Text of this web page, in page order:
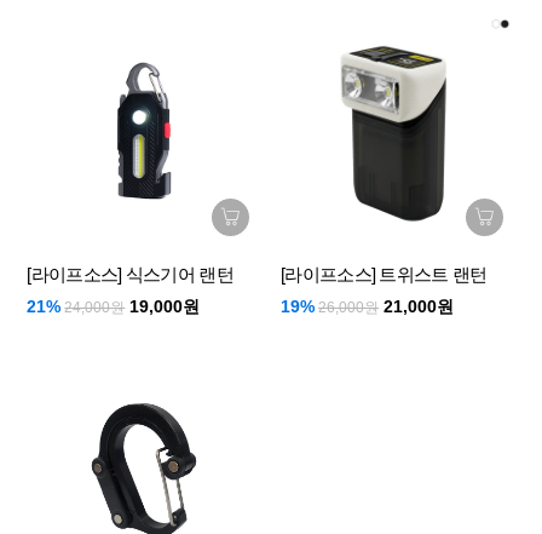
[라이프소스] 식스기어 랜턴
21% 24,000원 19,000원
[라이프소스] 트위스트 랜턴
19% 26,000원 21,000원